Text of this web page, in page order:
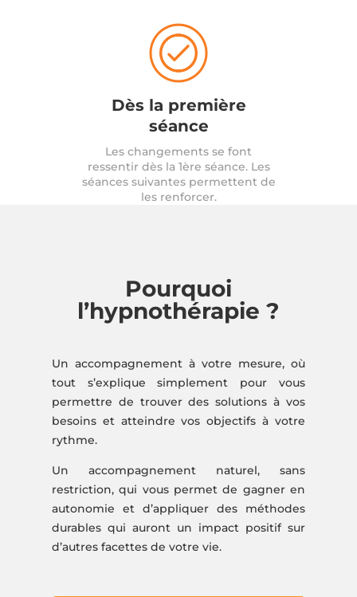
Dès la première
séance
Les changements se font
ressentir dès la 1ère séance. Les
séances suivantes permettent de
les renforcer.
Pourquoi
l’hypnothérapie ?
Un accompagnement à votre mesure, où
tout s’explique simplement pour vous
permettre de trouver des solutions à vos
besoins et atteindre vos objectifs à votre
rythme.
Un accompagnement naturel, sans
restriction, qui vous permet de gagner en
autonomie et d’appliquer des méthodes
durables qui auront un impact positif sur
d’autres facettes de votre vie.